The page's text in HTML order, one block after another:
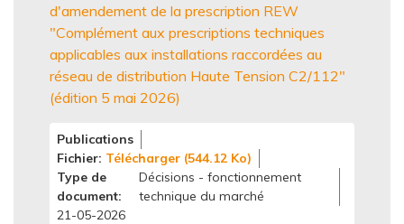
d'amendement de la prescription REW
"Complément aux prescriptions techniques
applicables aux installations raccordées au
réseau de distribution Haute Tension C2/112"
(édition 5 mai 2026)
Publications
Fichier Télécharger (544.12 Ko)
Type de
document
Décisions - fonctionnement
technique du marché
21-05-2026